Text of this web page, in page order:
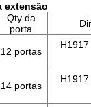
extensão
Qty da
porta
12 portas
14 portas